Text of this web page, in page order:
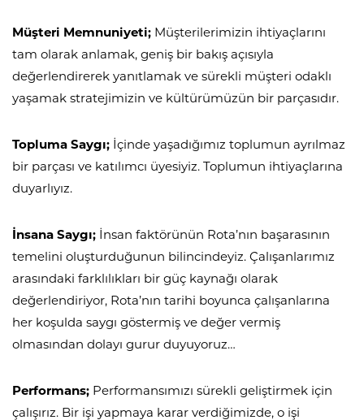
Müşteri Memnuniyeti; Müşterilerimizin ihtiyaçlarını
tam olarak anlamak, geniş bir bakış açısıyla
değerlendirerek yanıtlamak ve sürekli müşteri odaklı
yaşamak stratejimizin ve kültürümüzün bir parçasıdır.
Topluma Saygı; İçinde yaşadığımız toplumun ayrılmaz
bir parçası ve katılımcı üyesiyiz. Toplumun ihtiyaçlarına
duyarlıyız.
İnsana Saygı; İnsan faktörünün Rota’nın başarasının
temelini oluşturduğunun bilincindeyiz. Çalışanlarımız
arasındaki farklılıkları bir güç kaynağı olarak
değerlendiriyor, Rota’nın tarihi boyunca çalışanlarına
her koşulda saygı göstermiş ve değer vermiş
olmasından dolayı gurur duyuyoruz…
Performans; Performansımızı sürekli geliştirmek için
çalışırız. Bir işi yapmaya karar verdiğimizde, o işi